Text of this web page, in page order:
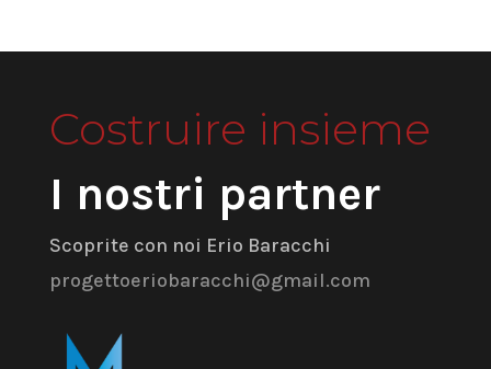
Costruire insieme
I nostri partner
Scoprite con noi Erio Baracchi
progettoeriobaracchi@gmail.com